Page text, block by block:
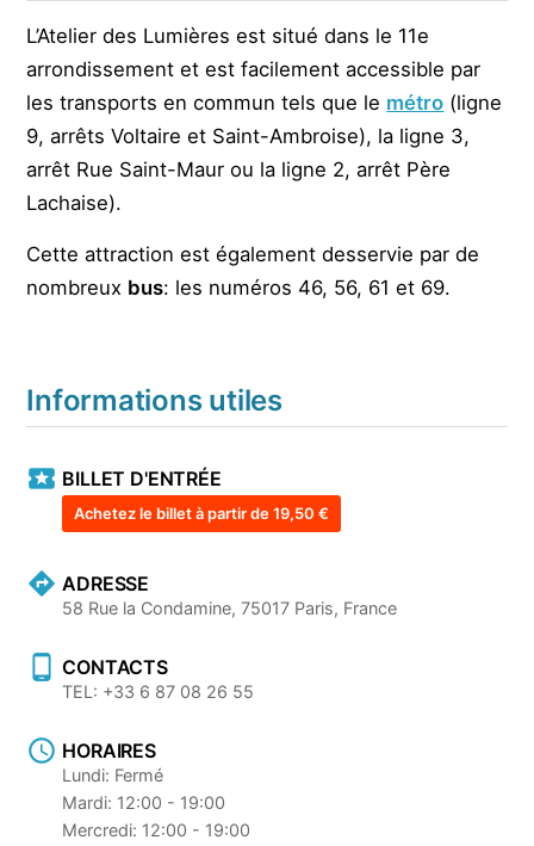
L’Atelier des Lumières est situé dans le 11e
arrondissement et est facilement accessible par
les transports en commun tels que le métro (ligne
9, arrêts Voltaire et Saint-Ambroise), la ligne 3,
arrêt Rue Saint-Maur ou la ligne 2, arrêt Père
Lachaise).
Cette attraction est également desservie par de
nombreux bus: les numéros 46, 56, 61 et 69.
Informations utiles
BILLET D'ENTRÉE
Achetez le billet à partir de 19,50 €
ADRESSE
58 Rue la Condamine, 75017 Paris, France
CONTACTS
TEL: +33 6 87 08 26 55
HORAIRES
Lundi: Fermé
Mardi: 12:00 - 19:00
Mercredi: 12:00 - 19:00